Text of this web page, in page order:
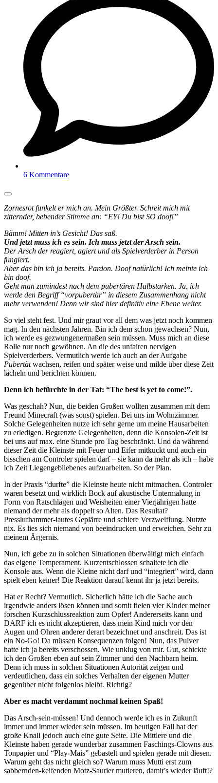
6 Kommentare
Zornesrot funkelt er mich an. Mein Größter. Schreit mich mit
zitternder, bebender Stimme an: “EY! Du bist SO doof!”
Bämm! Mitten in’s Gesicht! Das saß.
Und jetzt muss ich es sein. Ich muss jetzt der Arsch sein.
Der Arsch der reagiert, agiert und als Spielverderber in Person
fungiert.
Aber das bin ich ja bereits. Pardon. Doof natürlich! Ich meinte ich
bin doof.
Geht man zumindest nach dem pubertären Halbstarken. Ja, ich
werde den Begriff “vorpubertär” in diesem Zusammenhang nicht
mehr verwenden! Denn wir sind hier definitiv eine Ebene weiter.
So viel steht fest. Und mir graut vor all dem was jetzt noch kommen
mag. In den nächsten Jahren. Bin ich dem schon gewachsen? Nun,
ich werde es gezwungenermaßen sein müssen. Muss mich an diese
Rolle nur noch gewöhnen. An die des unfairen nervigen
Spielverderbers. Vermutlich werde ich auch an der Aufgabe
Pubertätwachsen, reifen und später weise und milde über diese Zeit
lächeln und berichten können.
Denn ich befürchte in der Tat: “The best is yet to come!”.
Was geschah? Nun, die beiden Großen wollten zusammen mit dem
Freund Minecraft (was sonst) spielen. Bei uns im Wohnzimmer.
Solche Gelegenheiten nutze ich sehr gerne um meine Hausarbeiten
zu erledigen. Begrenzte Gelegenheiten, denn die Konsolen-Zeit ist
bei uns auf max. eine Stunde pro Tag beschränkt. Und da während
dieser Zeit die Kleinste mit Feuer und Eifer mitkuckt und auch ein
bisschen am Controler spielen darf – sie kann da mehr als ich – habe
ich Zeit Liegengebliebenes aufzuarbeiten. So der Plan.
In der Praxis “durfte” die Kleinste heute nicht mitmachen. Controler
waren besetzt und wirklich Bock auf akustische Untermalung in
Form von Ratschlägen und Weisheiten einer Vierjährigen hatte
niemand der mehr als doppelt so Alten. Das Resultat?
Presslufhammer-lautes Geplärre und schiere Verzweiflung. Nutzte
nix. Es lies sich niemand von beeindrucken und erweichen. Sehr zu
meinem Ärgernis.
Nun, ich gebe zu in solchen Situationen überwältigt mich einfach
das eigene Temperament. Kurzentschlossen schaltete ich die
Konsole aus. Wenn die Kleine nicht darf und “integriert” wird, dann
spielt eben keiner! Die Reaktion darauf kennt ihr ja jetzt bereits.
Hat er Recht? Vermutlich. Sicherlich hätte ich die Sache auch
irgendwie anders lösen können und somit fielen vier Kinder meiner
forschen Kurzschlussreaktion zum Opfer! Andererseits kann und
DARF ich es nicht akzeptieren, dass mein Kind mich vor den
Augen und Ohren anderer derart bezeichnet und anschreit. Das ist
ein No-Go! Da müssen Konsequenzen folgen! Nun, das Pulver
hatte ich ja bereits verschossen. Wie unklug von mir. Gut, schickte
ich den Großen eben auf sein Zimmer und den Nachbarn heim.
Denn ich muss in solchen Situationen Autorität zeigen und
verdeutlichen, dass ein solches Verhalten der eigenen Mutter
gegenüber nicht folgenlos bleibt. Richtig?
Aber es macht verdammt nochmal keinen Spaß!
Das Arsch-sein-müssen! Und dennoch werde ich es in Zukunft
immer und immer wieder sein müssen. Im heutigen Fall hat der
große Knall jedoch auch eine gute Seite. Die Mittlere und die
Kleinste haben gerade wunderbar zusammen Faschings-Clowns aus
Tonpapier und “Play-Mais” gebastelt und spielen gerade mit diesen.
Warum geht das nicht gleich so? Warum muss Mutti erst zum
sabbernden-keifenden Motz-Saurier mutieren, damit’s wieder läuft!?